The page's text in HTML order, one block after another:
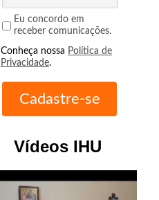
Eu concordo em
receber comunicações.
Conheça nossa Política de
Privacidade.
Vídeos IHU